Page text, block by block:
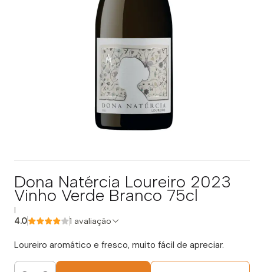
Dona Natércia Loureiro 2023
Vinho Verde Branco 75cl
4.0 1 avaliação
Loureiro aromático e fresco, muito fácil de apreciar.